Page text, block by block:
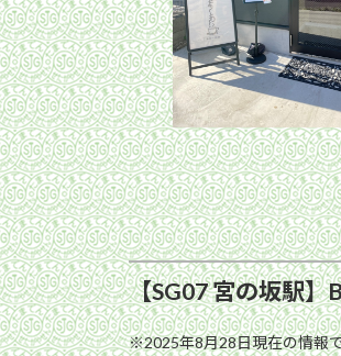
【SG07 宮の坂駅】
※2025年8月28日現在の情報